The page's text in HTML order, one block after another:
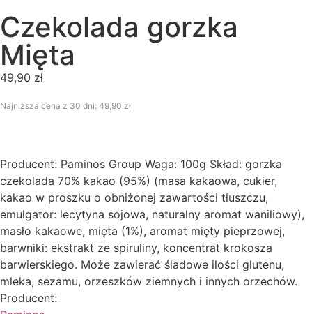
Czekolada gorzka
Mięta
49,90 zł
Najniższa cena z 30 dni: 49,90 zł
Producent: Paminos Group Waga: 100g Skład: gorzka
czekolada 70% kakao (95%) (masa kakaowa, cukier,
kakao w proszku o obniżonej zawartości tłuszczu,
emulgator: lecytyna sojowa, naturalny aromat waniliowy),
masło kakaowe, mięta (1%), aromat mięty pieprzowej,
barwniki: ekstrakt ze spiruliny, koncentrat krokosza
barwierskiego. Może zawierać śladowe ilości glutenu,
mleka, sezamu, orzeszków ziemnych i innych orzechów.
Producent: